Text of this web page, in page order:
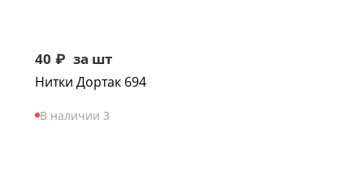
40 ₽ за шт
Нитки Дортак 694
В наличии 3